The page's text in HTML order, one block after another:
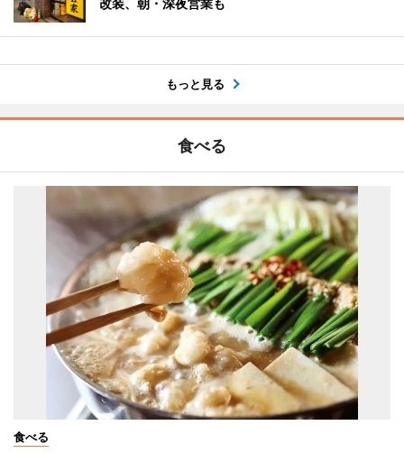
もっと見る
食べる
食べる